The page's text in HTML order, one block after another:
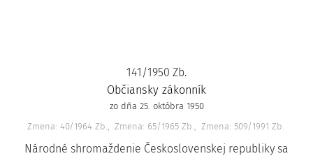
141/1950 Zb.
Občiansky zákonník
zo dňa 25. októbra 1950
Zmena: 40/1964 Zb.
Zmena: 65/1965 Zb. Zmena: 509/1991 Zb.
Národné shromaždenie Československej republiky sa